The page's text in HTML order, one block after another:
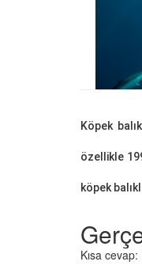
Köpek
özellikle
köpek
Kısa cevap:
Domuzlar